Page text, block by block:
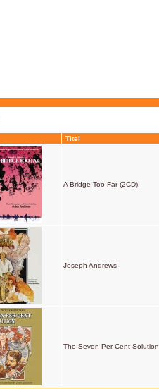
Titel
A Bridge Too Far (2CD)
Joseph Andrews
The Seven-Per-Cent